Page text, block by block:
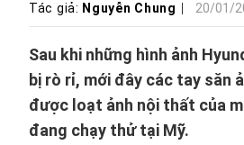
Tác giả: Nguyễn Chung 20/01/
Sau khi những hình ảnh
bị rò rỉ, mới đây các tay săn
được loạt ảnh nội thất của
đang chạy thử tại Mỹ.